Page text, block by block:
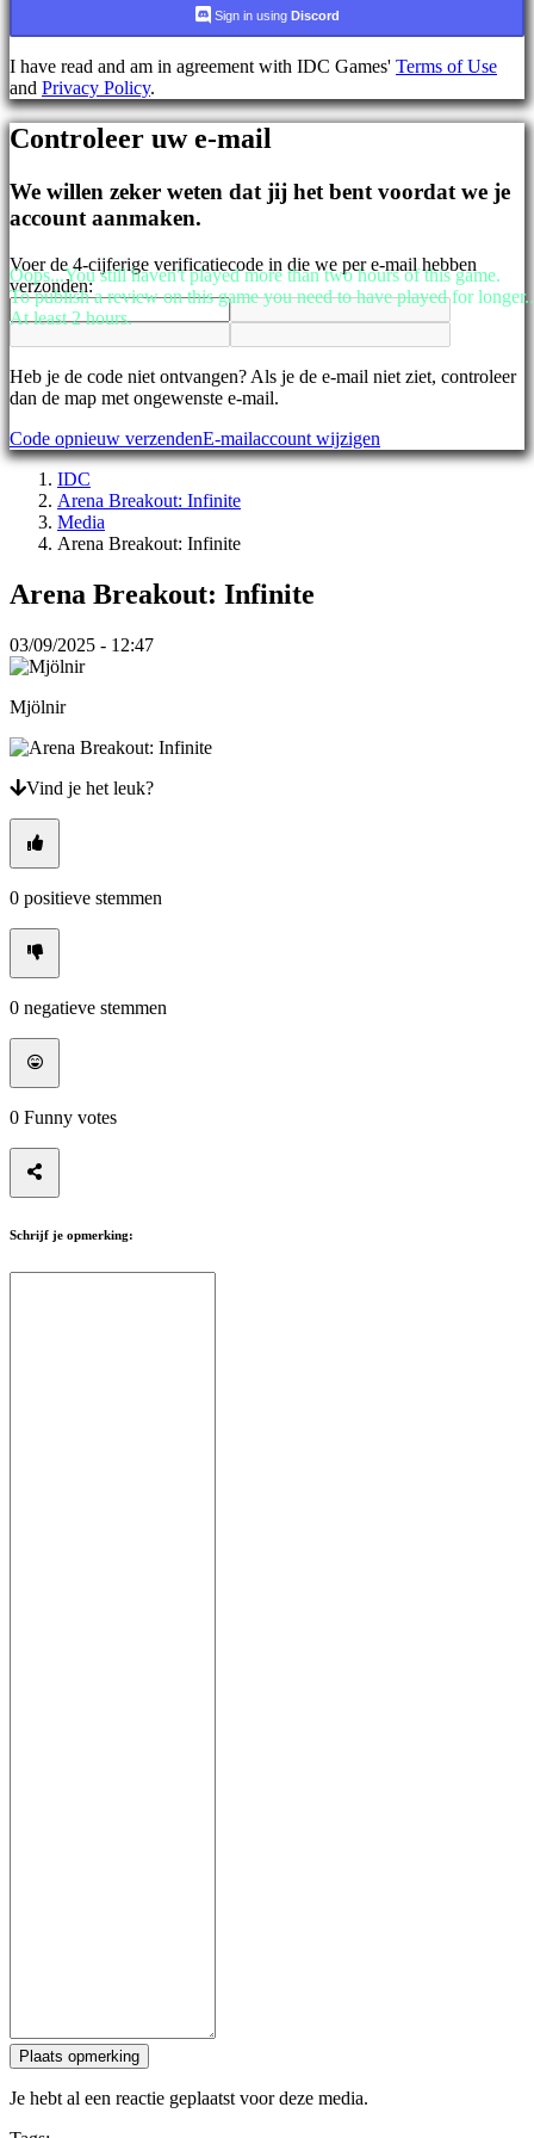
BS
DA
DE
EL
EN
FI
FR
HR
JA
KO
NL
NO
PL
PT
RO
SR
SV
game
De
Gameplay
In-
game
evenementen
Media
Forums
Sign in using Discord
I have read and am in agreement with IDC Games' Terms of Use
and Privacy Policy.
Controleer uw e-mail
We willen zeker weten dat jij het bent voordat we je
account aanmaken.
Voer de 4-cijferige verificatiecode in die we per e-mail hebben
verzonden:
Heb je de code niet ontvangen? Als je de e-mail niet ziet, controleer
dan de map met ongewenste e-mail.
Code opnieuw verzendenE-mailaccount wijzigen
IDC
Arena Breakout: Infinite
Media
Arena Breakout: Infinite
Arena Breakout: Infinite
03/09/2025 - 12:47
Mjölnir
Vind je het leuk?
0 positieve stemmen
0 negatieve stemmen
0 Funny votes
Schrijf je opmerking:
Plaats opmerking
Oops...You still haven't played more than two hours of this game.
To publish a review on this game you need to have played for
At least 2 hours.
Je hebt al een reactie geplaatst voor deze media.